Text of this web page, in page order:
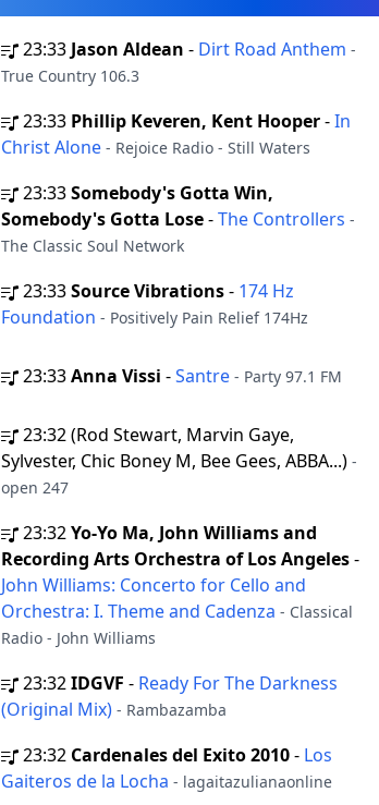
23:33 Jason Aldean - Dirt Road Anthem -
True Country 106.3
23:33 Phillip Keveren, Kent Hooper-In
Christ Alone - Rejoice Radio - Still Waters
23:33Somebody's Gotta Win,
Somebody's Gotta Lose-The Controllers -
The Classic Soul Network
23:33Source Vibrations- 174 Hz
Foundation - Positively Pain Relief 174Hz
23:33Anna Vissi -Santre - Party 97.1 FM
23:32(Rod Stewart, Marvin Gaye,
Sylvester, Chic Boney M, Bee Gees, ABBA...) -
open 247
23:32Yo-Yo Ma, John Williams and
Recording Arts Orchestra of Los Angeles-
John Williams: Concerto for Cello and
Orchestra: I. Theme and Cadenza - Classical
Radio - John Williams
23:32IDGVF - Ready For The Darkness
(Original Mix) - Rambazamba
23:32 Cardenales del Exito 2010- Los
Gaiteros de la Locha - lagaitazulianaonline